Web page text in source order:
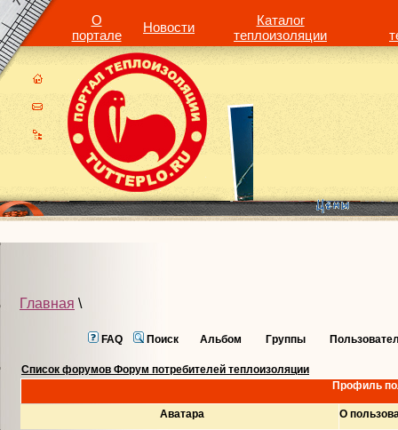
О
портале
Новости
Каталог
теплоизоляции
Главная \
FAQ Поиск Альбом Группы
Список форумов Форум потребителей теплоизоляции
Профиль
Аватара О